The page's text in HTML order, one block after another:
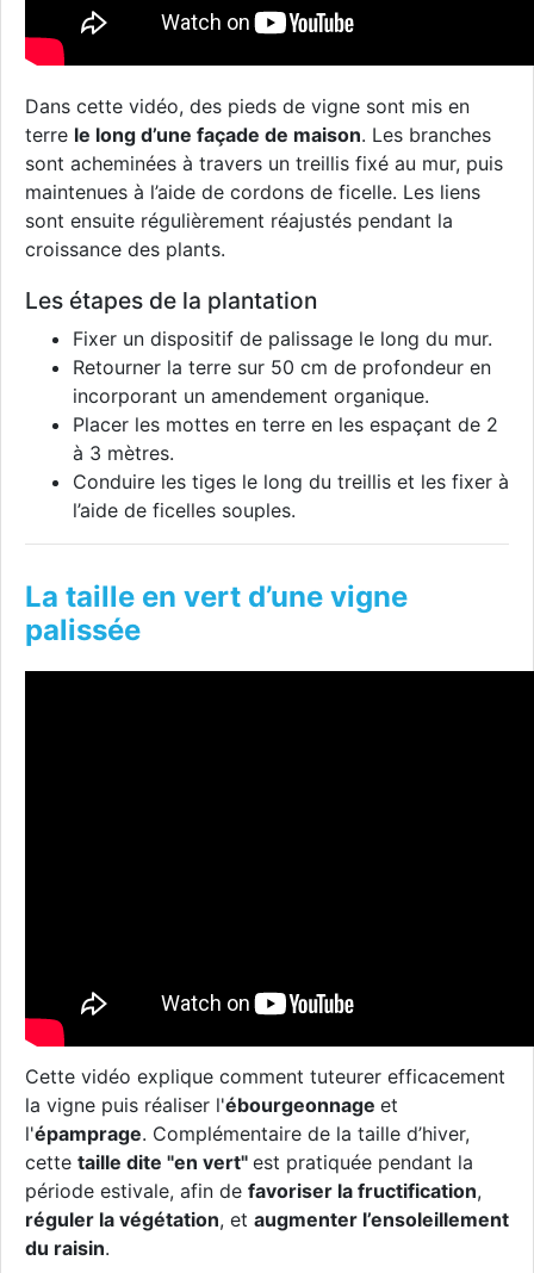
Dans cette vidéo, des pieds de vigne sont mis en
terre le long d’une façade de maison. Les branches
sont acheminées à travers un treillis fixé au mur, puis
maintenues à l’aide de cordons de ficelle. Les liens
sont ensuite régulièrement réajustés pendant la
croissance des plants.
Les étapes de la plantation
Fixer un dispositif de palissage le long du mur.
Retourner la terre sur 50 cm de profondeur en
incorporant un amendement organique.
Placer les mottes en terre en les espaçant de 2
à 3 mètres.
Conduire les tiges le long du treillis et les fixer à
l’aide de ficelles souples.
La taille en vert d’une vigne
palissée
Cette vidéo explique comment tuteurer efficacement
la vigne puis réaliser l'ébourgeonnage et
l'épamprage. Complémentaire de la taille d’hiver,
cette taille dite "en vert" est pratiquée pendant la
période estivale, afin de favoriser la fructification,
réguler la végétation, et augmenter l’ensoleillement
du raisin.